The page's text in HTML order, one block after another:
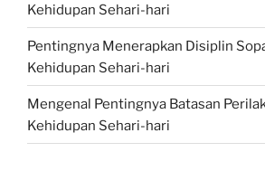
Kehidupan Sehari-hari
Pentingnya Menerapkan Disiplin
Kehidupan Sehari-hari
Mengenal Pentingnya Batasan
Kehidupan Sehari-hari